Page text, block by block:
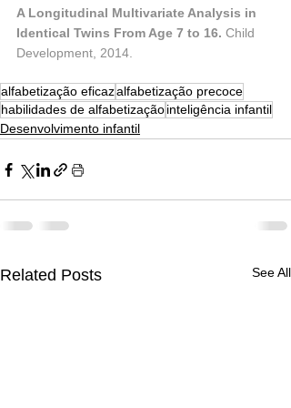
A Longitudinal Multivariate Analysis in
Identical Twins From Age 7 to 16. Child
Development, 2014.
alfabetização eficazalfabetização precoce
habilidades de alfabetizaçãointeligência infantil
Desenvolvimento infantil
Related Posts See All